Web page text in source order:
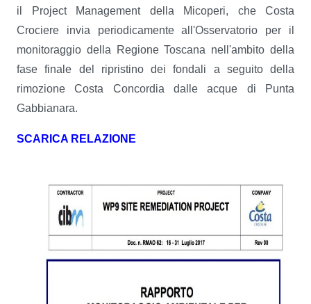
il Project Management della Micoperi, che Costa
Crociere invia periodicamente all'Osservatorio per il
monitoraggio della Regione Toscana nell'ambito della
fase finale del ripristino dei fondali a seguito della
rimozione Costa Concordia dalle acque di Punta
Gabbianara.
SCARICA RELAZIONE